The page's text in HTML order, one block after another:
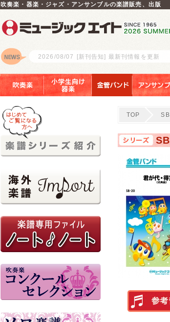
吹奏楽・器楽・ジャズ・アンサンブルの楽譜販売、出版
ロゴ
2026/08/07 [新刊告知] 最新刊情報を更新
TOP
埼玉プレミアブラス